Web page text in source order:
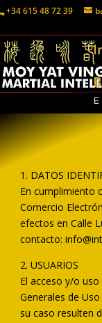
+34 615 48 72 39
1. DATOS
En cumplimiento
Comercio
efectos en Calle
contacto:
2. USUARIOS
El acceso y/o
Generales de
su caso resulten